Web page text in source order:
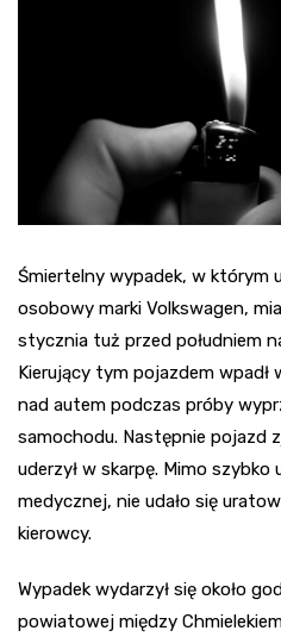
Śmiertelny wypadek, w którym
osobowy marki Volkswagen,
stycznia tuż przed południem
Kierujący tym pojazdem wpadł
nad autem podczas próby
samochodu. Następnie pojazd
uderzył w skarpę. Mimo
medycznej, nie udało się
kierowcy.
Wypadek wydarzył się około
powiatowej między